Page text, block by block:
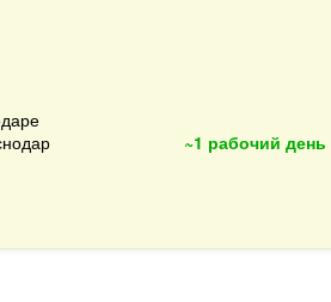
~1 рабочий день